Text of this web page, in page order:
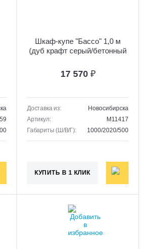
Шкаф-купе "Бассо" 1,0 м
(дуб крафт серый/бетонный
17 570 ₽
Доставка из:
Новосибирска
Артикул:
M11417
Габариты (Ш/В/Г):
1000/2020/500
КУПИТЬ В 1 КЛИК